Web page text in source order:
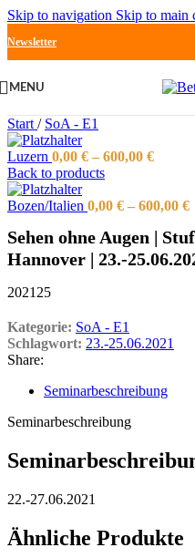
Skip to navigation Skip to main
Newsletter
MENU
Start / SoA - E1
Luzern 0,00 € – 600,00 €
Back to products
Bozen/Italien 0,00 € – 600,00 €
Sehen ohne Augen |
Hannover | 23.-
202125
Kategorie: SoA - E1
Schlagwort: 23.-25.06.2021
Share:
Seminarbeschreibung
Seminarbeschreibung
22.-27.06.2021
Ähnliche Produkte